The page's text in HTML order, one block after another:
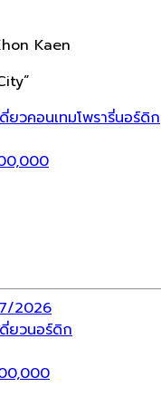
Kaen
ยวคอนเทมโพรารี่นอร์ดิก
2026
ยวนอร์ดิก